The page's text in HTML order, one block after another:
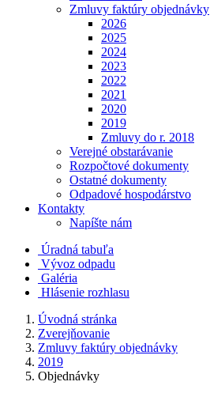
Zmluvy faktúry objednávky
2026
2025
2024
2023
2022
2021
2020
2019
Zmluvy do r. 2018
Verejné obstarávanie
Rozpočtové dokumenty
Ostatné dokumenty
Odpadové hospodárstvo
Kontakty
Napíšte nám
Úradná tabuľa
Vývoz odpadu
Galéria
Hlásenie rozhlasu
Úvodná stránka
Zverejňovanie
Zmluvy faktúry objednávky
2019
Objednávky